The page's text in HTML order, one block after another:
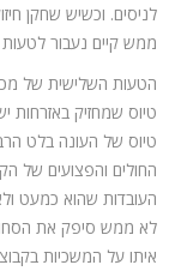
לניסים. וכשיש שחקן
ממש קיים נעבור לטעות
הטעות השלישית של
טיוס שמחזיק באזרחות
טיוס של העונה בלט
החולים והפצועים של
העובדות שהוא כמעט
לא ממש סיפק את
איתו על המשכיות